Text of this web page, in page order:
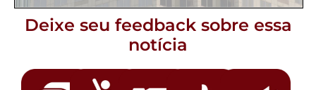
Deixe seu feedback sobre essa
notícia